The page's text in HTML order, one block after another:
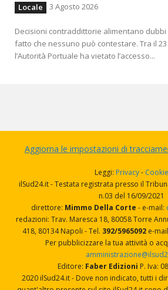
Locale 3 Agosto 2026
Decisioni contraddittorie alimentano dubbi
fatto che nessuno può contestare. Tra il
l’Autorità Portuale ha vietato l’accesso...
Aggiorna le impostazioni di
Leggi: Privacy- Cookie
ilSud24.it - Testata registrata presso il
n.03 del 16/09/2021
direttore: Mimmo Della Corte - e-mail:
redazioni: Trav. Maresca 18, 80058 Torre
418, 80134 Napoli - Tel. 392/5965092 e-mail
Per pubblicizzare la tua attività o
Editore: Faber Edizioni P. Iva:
2020 ilSud24.it - Dove non indicato, tutti i